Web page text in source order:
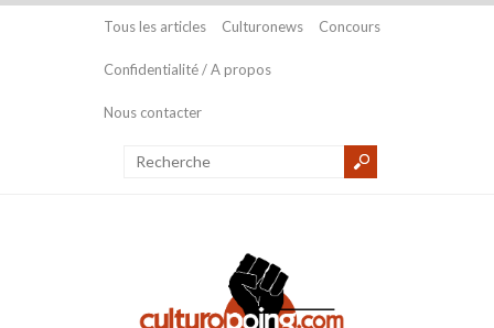
Tous les articles Culturonews Concours
Confidentialité / A propos
Nous contacter